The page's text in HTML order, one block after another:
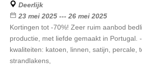
Deerlijk
23 mei 2025 --- 26 mei 2025
Kortingen tot -70%! Zeer ruim aanbod
productie, met liefde gemaakt in Portugal.
kwaliteiten: katoen, linnen, satijn, percale,
strandlakens,